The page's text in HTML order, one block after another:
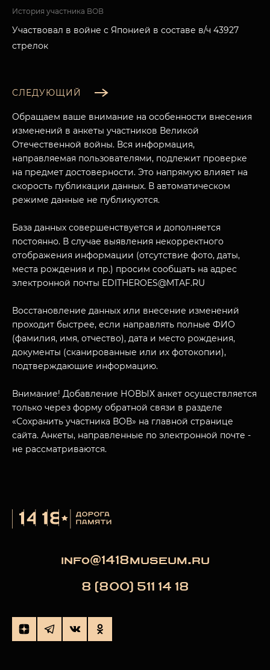
МУЗЕЙНЫЙ КОМПЛЕКС
ПОСЕТИТЕЛЯМ
О НАС
История участника ВОВ
Участвовал в войне с Японией в составе в/ч 43927
стрелок
СЛЕДУЮЩИЙ
Обращаем ваше внимание на особенности внесения
изменений в анкеты участников Великой
Отечественной войны. Вся информация,
направляемая пользователями, подлежит проверке
на предмет достоверности. Это напрямую влияет на
скорость публикации данных. В автоматическом
режиме данные не публикуются.
База данных совершенствуется и дополняется
постоянно. В случае выявления некорректного
отображения информации (отсутствие фото, даты,
места рождения и пр.) просим сообщать на адрес
электронной почты EDITHEROES@MTAF.RU
Восстановление данных или внесение изменений
проходит быстрее, если направлять полные ФИО
(фамилия, имя, отчество), дата и место рождения,
документы (сканированные или их фотокопии),
подтверждающие информацию.
Внимание! Добавление НОВЫХ анкет осуществляется
только через форму обратной связи в разделе
«Сохранить участника ВОВ» на главной странице
сайта. Анкеты, направленные по электронной почте -
не рассматриваются.
info@1418museum.ru
8 (800) 511 14 18